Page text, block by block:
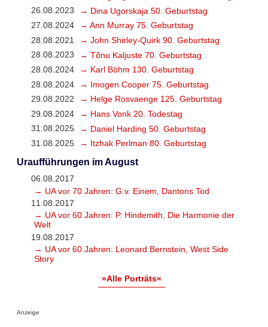
26.08.2023
→ Dina Ugorskaja 50. Geburtstag
27.08.2024
→ Ann Murray 75. Geburtstag
28.08.2021
→ John Shirley-Quirk 90. Geburtstag
28.08.2023
→ Tõnu Kaljuste 70. Geburtstag
28.08.2024
→ Karl Böhm 130. Geburtstag
28.08.2024
→ Imogen Cooper 75. Geburtstag
29.08.2022
→ Helge Rosvaenge 125. Geburtstag
29.08.2024
→ Hans Vonk 20. Todestag
31.08.2025
→ Daniel Harding 50. Geburtstag
31.08.2025
→ Itzhak Perlman 80. Geburtstag
Uraufführungen im August
06.08.2017
→ UA vor 70 Jahren: G.v. Einem, Dantons Tod
11.08.2017
→ UA vor 60 Jahren: P. Hindemith, Die Harmonie der
Welt
19.08.2017
→ UA vor 60 Jahren: Leonard Bernstein, West Side
Story
»Alle Porträts«
Anzeige